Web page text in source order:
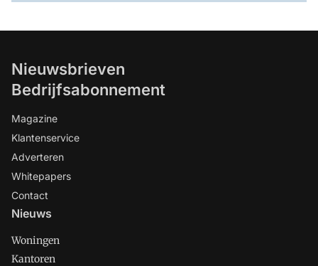
Nieuwsbrieven
Bedrijfsabonnement
Magazine
Klantenservice
Adverteren
Whitepapers
Contact
Nieuws
Woningen
Kantoren